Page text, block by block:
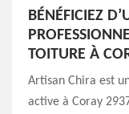
BÉNÉFICIEZ
TOITURE À
Artisan Chira est
active à Coray